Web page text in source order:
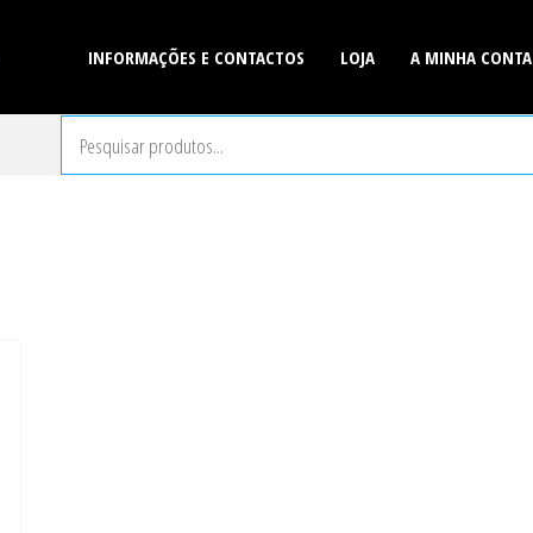
| Consumer
Store
selecionados
representadas
INFORMAÇÕES E CONTACTOS LOJA A MINHA CONTA